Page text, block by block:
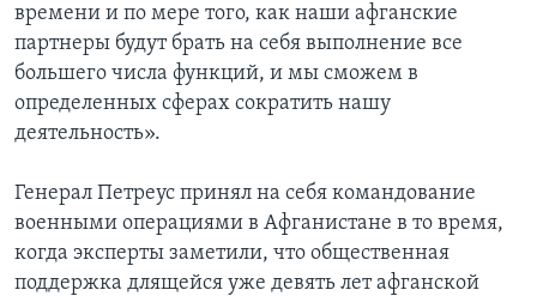
времени и по мере того, как наши афганские
партнеры будут брать на себя выполнение все
большего числа функций, и мы сможем в
определенных сферах сократить нашу
деятельность».
Генерал Петреус принял на себя командование
военными операциями в Афганистане в то время,
когда эксперты заметили, что общественная
поддержка длящейся уже девять лет афганской